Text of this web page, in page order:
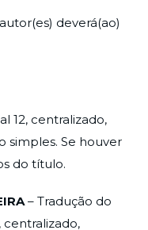
deverá(ao)
12, centralizado,
simples. Se houver
do título.
– Tradução do
centralizado,